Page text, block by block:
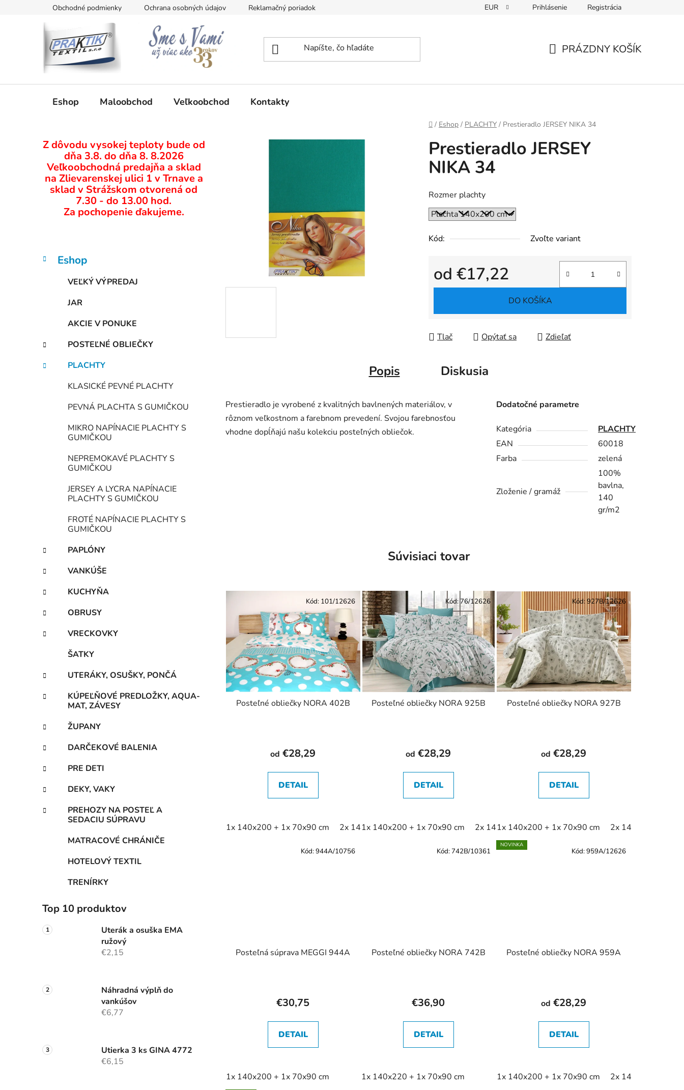
Obchodné podmienky Ochrana osobných údajov Reklamačný poriadok EUR Prihlásenie Registrácia
KOŠÍK
PRÁZDNY KOŠÍK
Eshop Maloobchod Veľkoobchod Kontakty
Domov
/ Eshop / PLACHTY / Prestieradlo JERSEY NIKA 34
o
č
n
l
Z dôvodu vysokej teploty bude od
dňa 3.8. do dňa 8. 8.2026
Veľkoobchodná predajňa a sklad
na Zlievarenskej ulici 1 v Trnave a
sklad v Strážskom otvorená od
7.30 - do 13.00 hod.
Za pochopenie ďakujeme.
Preskočiť
kategórie
K
a
e
Eshop
VEĽKÝ VÝPREDAJ
JAR
AKCIE V PONUKE
POSTEĽNÉ OBLIEČKY
PLACHTY
KLASICKÉ PEVNÉ PLACHTY
PEVNÁ PLACHTA S GUMIČKOU
MIKRO NAPÍNACIE PLACHTY S
GUMIČKOU
NEPREMOKAVÉ PLACHTY S
GUMIČKOU
JERSEY A LYCRA NAPÍNACIE
PLACHTY S GUMIČKOU
FROTÉ NAPÍNACIE PLACHTY S
GUMIČKOU
PAPLÓNY
VANKÚŠE
KUCHYŇA
OBRUSY
VRECKOVKY
ŠATKY
UTERÁKY, OSUŠKY, PONČÁ
KÚPEĽŇOVÉ PREDLOŽKY, AQUA-
MAT, ZÁVESY
ŽUPANY
DARČEKOVÉ BALENIA
PRE DETI
DEKY, VAKY
PREHOZY NA POSTEĽ A
SEDACIU SÚPRAVU
MATRACOVÉ CHRÁNIČE
HOTELOVÝ TEXTIL
TRENÍRKY
Top 10 produktov
Uterák a osuška EMA
ružový
€2,15
Náhradná výplň do
vankúšov
€6,77
Utierka 3 ks GINA 4772
€6,15
Prestieradlo JERSEY
NIKA 34
Rozmer plachty
Kód: Zvoľte variant
od €17,22
Jednotková cena:
DO KOŠÍKA
Tlač Opýtať sa Zdieľať
Popis Diskusia
Prestieradlo je vyrobené z kvalitných bavlnených materiálov, v
rôznom veľkostnom a farebnom prevedení. Svojou farebnosťou
vhodne dopĺňajú našu kolekciu posteľných obliečok.
Dodatočné parametre
Kategória
PLACHTY
EAN
60018
Farba
zelená
Zloženie / gramáž
100%
bavlna,
140
gr/m2
Súvisiaci tovar
Posteľné obliečky NORA 402B
od €28,29
DETAIL
1x 140x200 + 1x 70x90 cm 2x 140x200 + 2x 70x90 cm 1x 140x220 + 1x 70x90 cm
Kód: 101/12626
Posteľné obliečky NORA 925B
od €28,29
DETAIL
1x 140x200 + 1x 70x90 cm 2x 140x200 + 2x 70x90 cm 1x 140x220 + 1x 70x90
Kód: 76/12626
Posteľné obliečky NORA 927B
od €28,29
DETAIL
1x 140x200 + 1x 70x90 cm 2x 140x200 + 2x
Kód: 927B/12626
Posteľná súprava MEGGI 944A
€30,75
DETAIL
1x 140x200 + 1x 70x90 cm
Kód:944A/10756
Posteľné obliečky NORA 742B
€36,90
DETAIL
1x 140x220 + 1x 70x90 cm
Kód: 742B/10361
NOVINKA
Posteľné obliečky NORA 959A
od €28,29
DETAIL
1x 140x200 + 1x 70x90 cm 2x 140x200 + 2x
Kód:959A/12626